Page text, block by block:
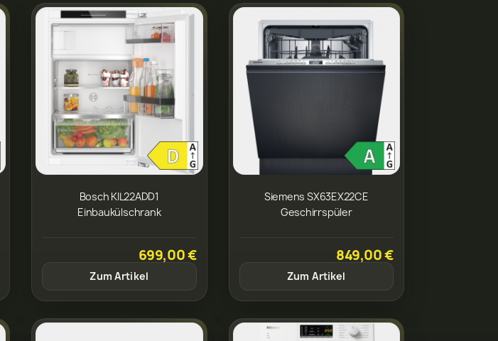
Bosch KIL22ADD1
Einbaukülschrank
699,00 €
Zum Artikel
Siemens SX63EX22CE
Geschirrspüler
849,00 €
Zum Artikel